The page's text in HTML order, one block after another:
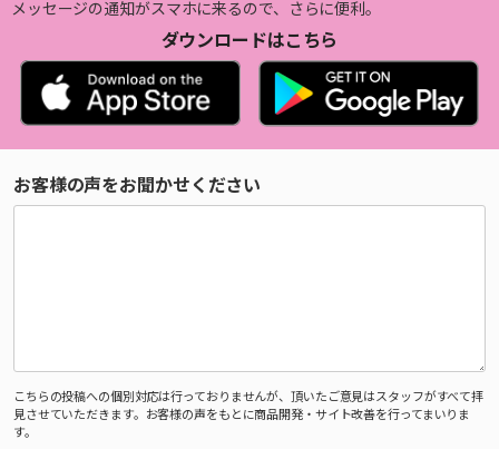
メッセージの通知がスマホに来るので、さらに便利。
ダウンロードはこちら
お客様の声をお聞かせください
こちらの投稿への個別対応は行っておりませんが、頂いたご意見はスタッフがすべて拝
見させていただきます。お客様の声をもとに商品開発・サイト改善を行ってまいりま
す。